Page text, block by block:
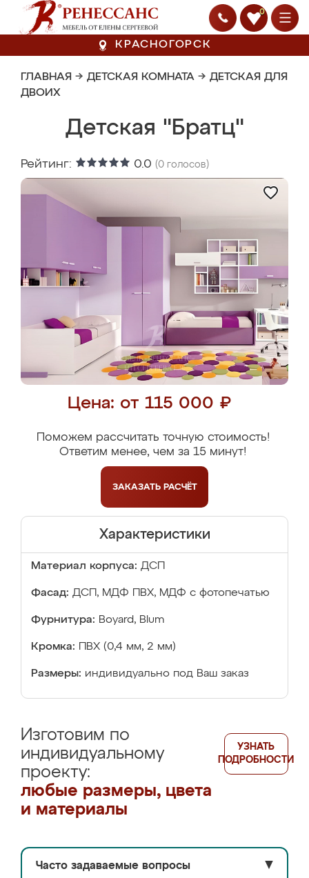
0
КРАСНОГОРСК
ГЛАВНАЯ → ДЕТСКАЯ КОМНАТА → ДЕТСКАЯ ДЛЯ
ДВОИХ
Детская "Братц"
Рейтинг: 0.0 (0 голосов)
Цена: от 115 000 ₽
Поможем рассчитать точную стоимость!
Ответим менее, чем за 15 минут!
ЗАКАЗАТЬ РАСЧЁТ
Характеристики
Материал корпуса: ДСП
Фасад: ДСП, МДФ ПВХ, МДФ с фотопечатью
Фурнитура: Boyard, Blum
Кромка: ПВХ (0,4 мм, 2 мм)
Размеры: индивидуально под Ваш заказ
Изготовим по
индивидуальному
проекту:
любые размеры, цвета
и материалы
УЗНАТЬ
ПОДРОБНОСТИ
Часто задаваемые вопросы ▼